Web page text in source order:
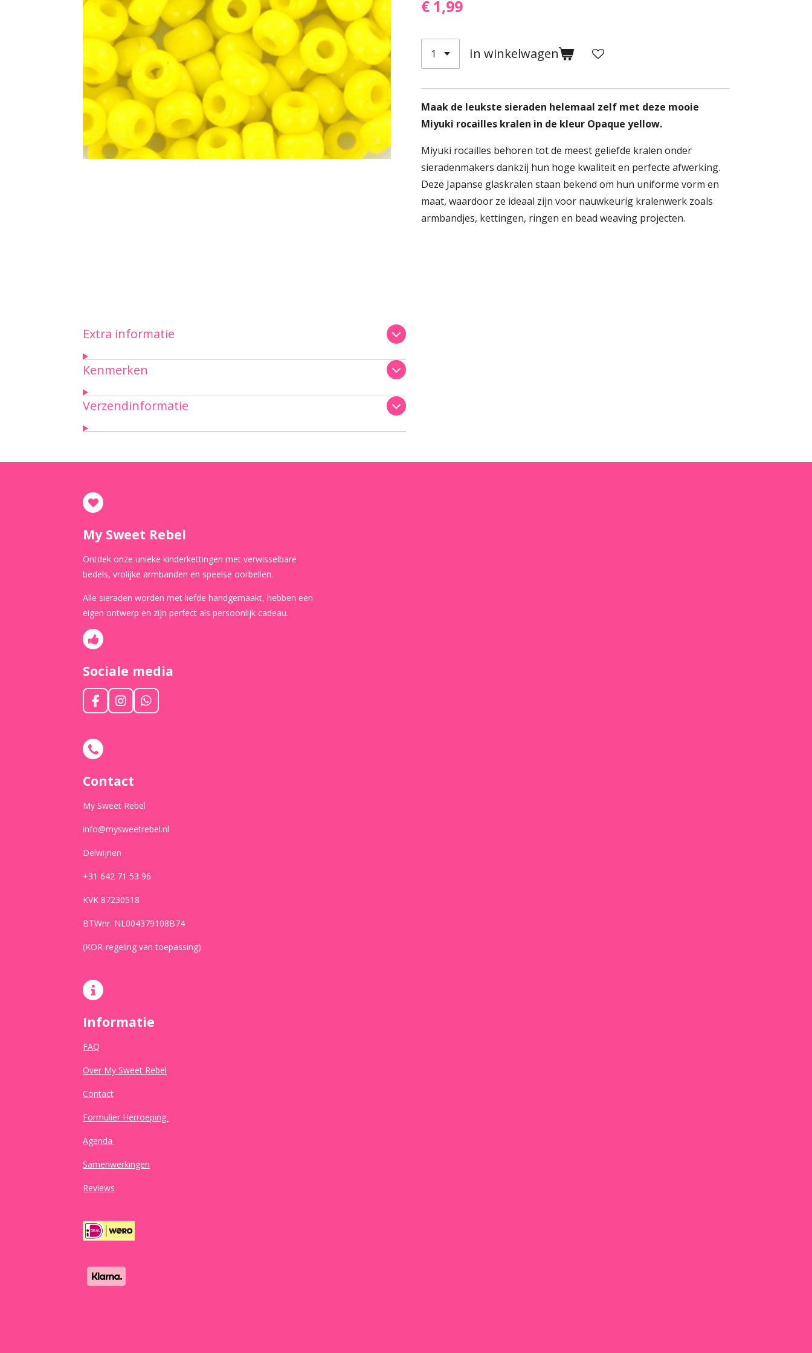
€ 1,99
In winkelwagen
Maak de leukste sieraden helemaal zelf met deze mooie
Miyuki rocailles kralen in de kleur Opaque yellow.
Miyuki rocailles behoren tot de meest geliefde kralen onder
sieradenmakers dankzij hun hoge kwaliteit en perfecte afwerking.
Deze Japanse glaskralen staan bekend om hun uniforme vorm en
maat, waardoor ze ideaal zijn voor nauwkeurig kralenwerk zoals
armbandjes, kettingen, ringen en bead weaving projecten.
Extra informatie
Kenmerken
Verzendinformatie
My Sweet Rebel
Ontdek onze unieke kinderkettingen met verwisselbare
bedels, vrolijke armbanden en speelse oorbellen.
Alle sieraden worden met liefde handgemaakt, hebben een
eigen ontwerp en zijn perfect als persoonlijk cadeau.
Sociale media
F
a
e
b
o
k
I
n
a
W
h
Contact
My Sweet Rebel
info@mysweetrebel.nl
Delwijnen
+31 642 71 53 96
KVK 87230518
BTWnr. NL004379108B74
(KOR-regeling van toepassing)
Informatie
FAQ
Over My Sweet Rebel
Contact
Formulier Herroeping
Agenda
Samenwerkingen
Reviews